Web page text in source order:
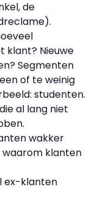
de
Nieuwe
Segmenten
of te weinig
: studenten.
al lang niet
wakker
klanten
ex-klanten